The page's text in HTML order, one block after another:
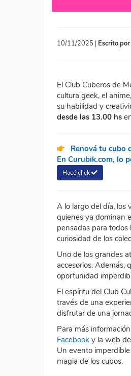
10/11/2025 | Escrito por
El Club Cuberos de
cultura geek, el
su habilidad y
desde las 13.00 hs
Renová tu cubo
En Curubik.com, lo
Hacé click
A lo largo del día, los
quienes ya dominan
pensadas para todos
curiosidad de los
Uno de los grandes
accesorios. Además,
oportunidad
El espíritu del Club
través de una
disfrutar de una
Para más
Facebook y la web
Un evento
magia de los cubos.